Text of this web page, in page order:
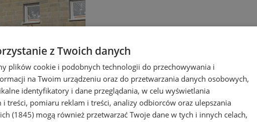
z Twoich danych
plików cookie i podobnych technologii do przechowywania i
na Twoim urządzeniu oraz do przetwarzania danych osobowych,
identyfikatory i dane przeglądania, w celu wyświetlania
treści, pomiaru reklam i treści, analizy odbiorców oraz ulepszania
(1845) mogą również przetwarzać Twoje dane w tych i innych celach,